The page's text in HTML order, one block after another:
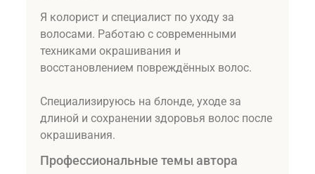
Я колорист и специалист по уходу за
волосами. Работаю с современными
техниками окрашивания и
восстановлением повреждённых волос.
Специализируюсь на блонде, уходе за
длиной и сохранении здоровья волос после
окрашивания.
Профессиональные темы автора